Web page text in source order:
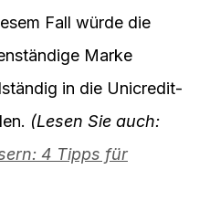
Fall würde die
Marke
in die Unicredit-
(Lesen Sie auch:
4 Tipps für